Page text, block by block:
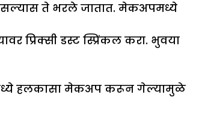
ते भरले जातात. मेकअपमध्ये
प्रिक्सी डस्ट स्प्रिंकल करा. भुवया
हलकासा मेकअप करून गेल्यामुळे